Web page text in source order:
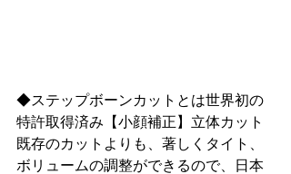
◆ステップボーンカットとは世界初の
特許取得済み【小顔補正】立体カット
既存のカットよりも、著しくタイト、
ボリュームの調整ができるので、日本